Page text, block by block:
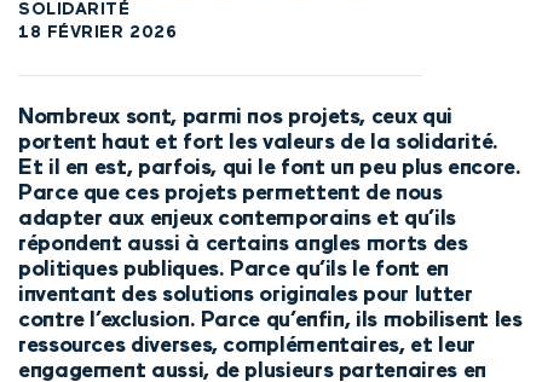
SOLIDARITÉ
18 FÉVRIER 2026
Nombreux sont, parmi nos projets, ceux qui
portent haut et fort les valeurs de la solidarité.
Et il en est, parfois, qui le font un peu plus encore.
Parce que ces projets permettent de nous
adapter aux enjeux contemporains et qu’ils
répondent aussi à certains angles morts des
politiques publiques. Parce qu’ils le font en
inventant des solutions originales pour lutter
contre l’exclusion. Parce qu’enfin, ils mobilisent les
ressources diverses, complémentaires, et leur
engagement aussi, de plusieurs partenaires en